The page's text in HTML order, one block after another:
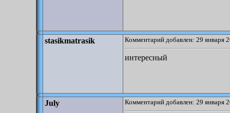
stasikmatrasik Комментарий добавлен: 29 января
интересный
July Комментарий добавлен: 29 января